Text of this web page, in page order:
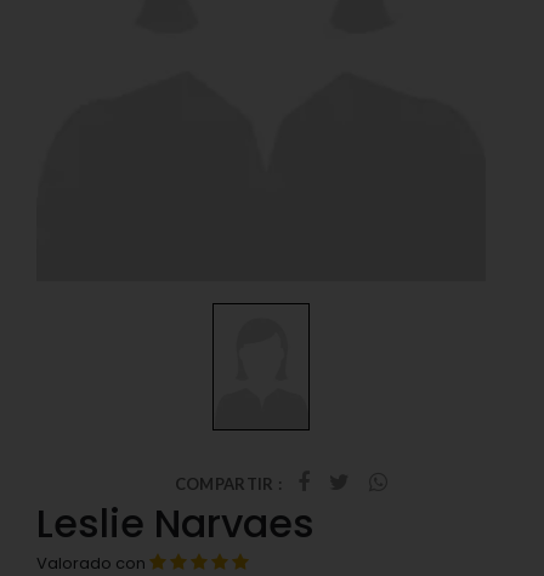
COMPARTIR :
Leslie Narvaes
Valorado con